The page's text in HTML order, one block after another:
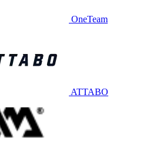
OneTeam
ATTABO